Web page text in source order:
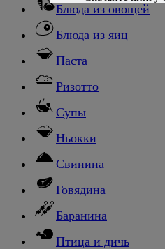
Блюда из овощей
Блюда из яиц
Паста
Ризотто
Супы
Ньокки
Свинина
Говядина
Баранина
Птица и дичь